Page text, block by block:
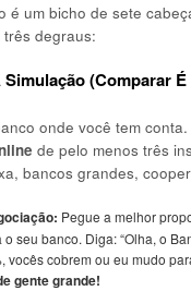
é um bicho de sete
degraus:
Simulação (Comparar
onde você tem
de pelo menos três
bancos grandes,
Pegue a melhor
o seu banco. Diga: “Olha, o
vocês cobrem ou eu mudo
gente grande!